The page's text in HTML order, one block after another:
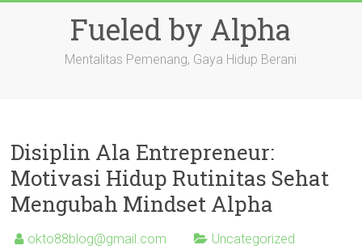
Fueled by Alpha
Mentalitas Pemenang, Gaya Hidup Berani
Disiplin Ala Entrepreneur:
Motivasi Hidup Rutinitas Sehat
Mengubah Mindset Alpha
okto88blog@gmail.com Uncategorized